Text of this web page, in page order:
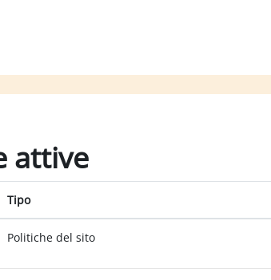
attive
Tipo
Politiche del sito